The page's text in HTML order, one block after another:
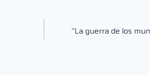
“La guerra de los